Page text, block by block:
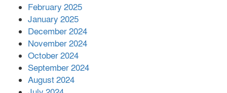
সহায়তা দিলেন সাচিং প্রু জেরী
February 2025
January 2025
December 2024
November 2024
October 2024
September 2024
August 2024